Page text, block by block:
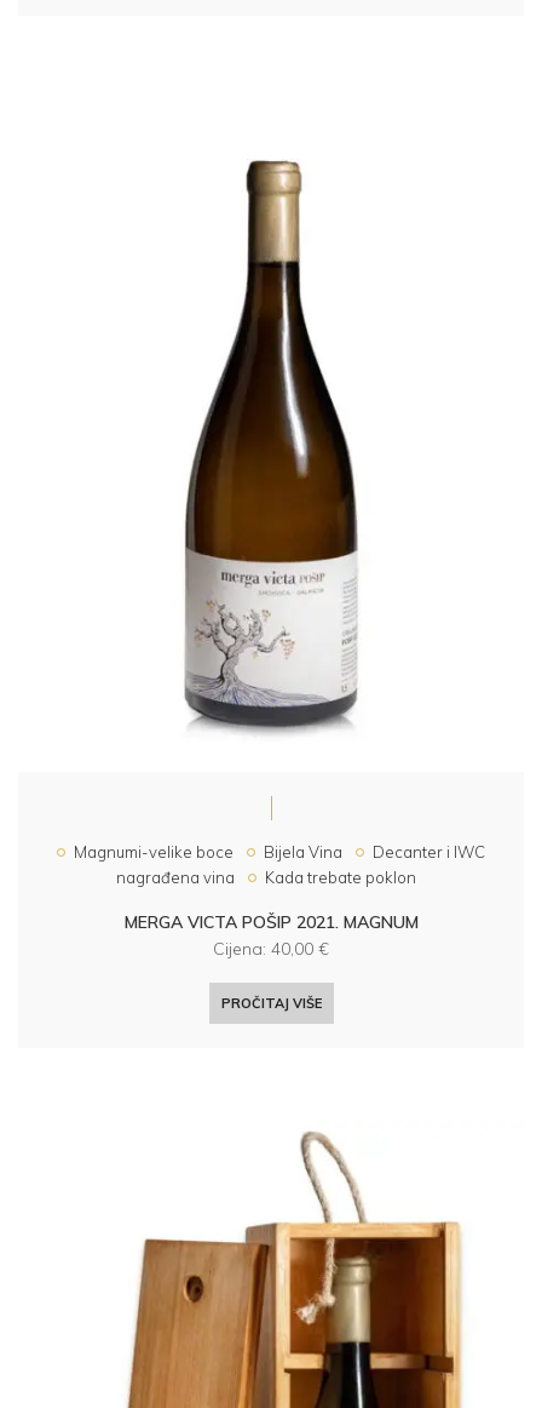
Magnumi-velike boce Bijela Vina
Decanter i IWC
nagrađena vina
Kada trebate poklon
MERGA VICTA POŠIP 2021. MAGNUM
Cijena: 40,00 €
PROČITAJ VIŠE